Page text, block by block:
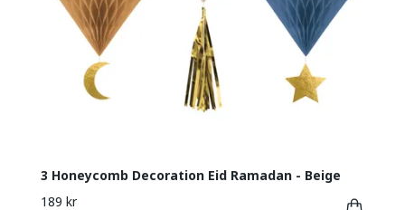
3 Honeycomb Decoration Eid Ramadan - Beige
189 kr